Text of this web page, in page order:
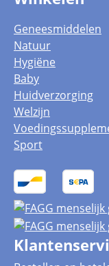
Geneesmiddelen
Natuur
Hygiëne
Baby
Huidverzorging
Welzijn
Sport